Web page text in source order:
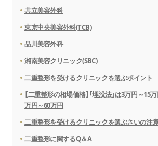
共立美容外科
東京中央美容外科(TCB)
品川美容外科
湘南美容クリニック(SBC)
二重整形を受けるクリニックを選ぶポイント
【二重整形の相場価格】「埋没法」は3万円～15万
万円～60万円
二重整形を受けるクリニックを選ぶさいの注
二重整形に関するQ＆A